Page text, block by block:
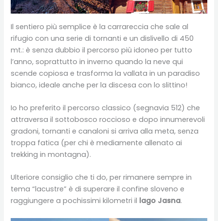
Il sentiero più semplice è la carrareccia che sale al
rifugio con una serie di tornanti e un dislivello di 450
mt.: è senza dubbio il percorso più idoneo per tutto
l’anno, soprattutto in inverno quando la neve qui
scende copiosa e trasforma la vallata in un paradiso
bianco, ideale anche per la discesa con lo slittino!
Io ho preferito il percorso classico (segnavia 512) che
attraversa il sottobosco roccioso e dopo innumerevoli
gradoni, tornanti e canaloni si arriva alla meta, senza
troppa fatica (per chi è mediamente allenato ai
trekking in montagna).
Ulteriore consiglio che ti do, per rimanere sempre in
tema “lacustre” è di superare il confine sloveno e
raggiungere a pochissimi kilometri il lago Jasna.